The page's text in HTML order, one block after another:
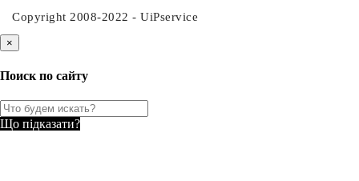
Copyright 2008-2022 - UiPservice
×
Поиск по сайту
Що підказати?